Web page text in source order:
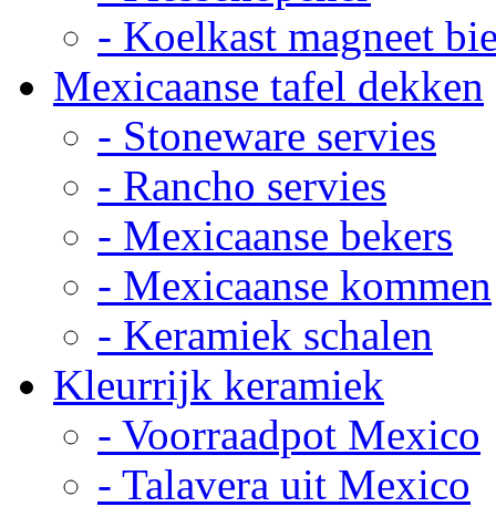
- Koelkast magneet
Mexicaanse tafel dekken
- Stoneware servies
- Rancho servies
- Mexicaanse bekers
- Mexicaanse kommen
- Keramiek schalen
Kleurrijk keramiek
- Voorraadpot Mexico
- Talavera uit Mexico